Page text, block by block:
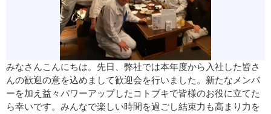
みなさんこんにちは。先日、弊社では本年度から入社した皆さ
んの歓迎の意を込めまして歓迎会を行いました。新たなメンバ
ーを加え益々パワーアップしたコトブキで皆様のお役に立てた
ら幸いです。みんなで楽しい時間を過ごし結束力も高まり力を